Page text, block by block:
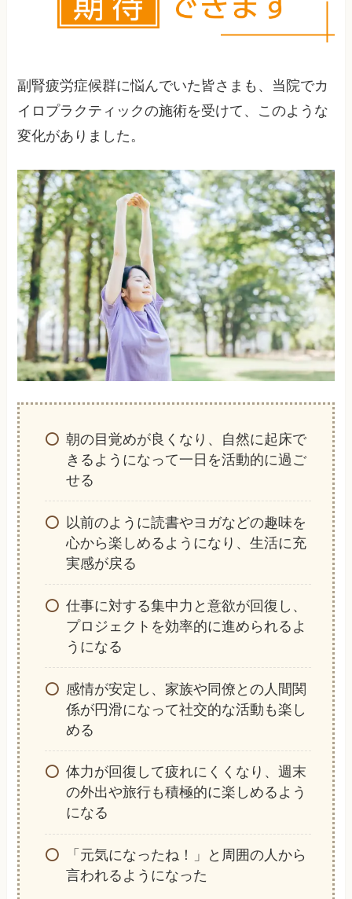
副腎疲労症候群に悩んでいた皆さまも、当院でカ
イロプラクティックの施術を受けて、このような
変化がありました。
朝の目覚めが良くなり、自然に起床で
きるようになって一日を活動的に過ご
せる
以前のように読書やヨガなどの趣味を
心から楽しめるようになり、生活に充
実感が戻る
仕事に対する集中力と意欲が回復し、
プロジェクトを効率的に進められるよ
うになる
感情が安定し、家族や同僚との人間関
係が円滑になって社交的な活動も楽し
める
体力が回復して疲れにくくなり、週末
の外出や旅行も積極的に楽しめるよう
になる
「元気になったね！」と周囲の人から
言われるようになった